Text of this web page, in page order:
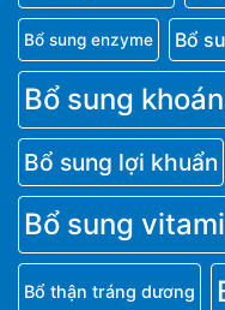
Bổ sung enzyme Bổ
Bổ sung
Bổ sung lợi khuẩn
Bổ sung
Bổ thận tráng dương